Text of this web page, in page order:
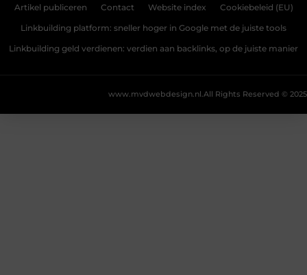
Artikel publiceren Contact Website index Cookiebeleid (EU)
Linkbuilding platform: sneller hoger in Google met de juiste tools
Linkbuilding geld verdienen: verdien aan backlinks, op de juiste manier
All Rights Reserved © 2025
www.mvdwebdesign.nl.